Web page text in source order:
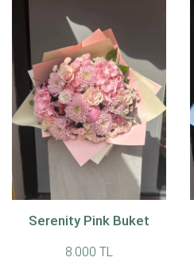
Serenity Pink Buket
8.000 TL